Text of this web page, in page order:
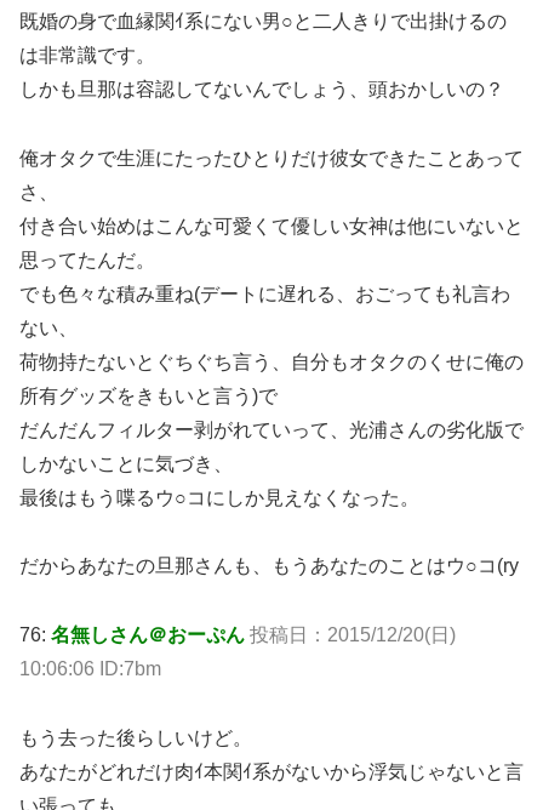
既婚の身で血縁関ｲ系にない男○と二人きりで出掛けるの
は非常識です。
しかも旦那は容認してないんでしょう、頭おかしいの？
俺オタクで生涯にたったひとりだけ彼女できたことあって
さ、
付き合い始めはこんな可愛くて優しい女神は他にいないと
思ってたんだ。
でも色々な積み重ね(デートに遅れる、おごっても礼言わ
ない、
荷物持たないとぐちぐち言う、自分もオタクのくせに俺の
所有グッズをきもいと言う)で
だんだんフィルター剥がれていって、光浦さんの劣化版で
しかないことに気づき、
最後はもう喋るウ○コにしか見えなくなった。
だからあなたの旦那さんも、もうあなたのことはウ○コ(ry
76: 名無しさん＠おーぷん 投稿日：2015/12/20(日)
10:06:06 ID:7bm
もう去った後らしいけど。
あなたがどれだけ肉ｲ本関ｲ系がないから浮気じゃないと言
い張っても